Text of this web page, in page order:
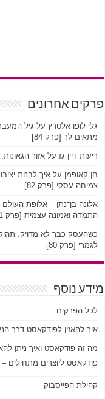
פרקים אחרונים
גלי לופו אלטרץ על גיל
מתאים לך [פרק 84]
ריעות דיין גז על אזור
חן קאופמן על איך לבנות
צמיחה עסקי [פרק 82]
אלונה בן־נתן – אלופת
התמדה ואמונה עצמית [פרק 81]
כשהעסק כבר לא מדויק:
לגמרי [פרק 80]
מידע נוסף
לכל הפרקים
איך להאזין לפודקאסט דרך
מה זה פודקאסט ואיך ניתן
פודקאסט ליוצרים מתחילים
קהילת הפייסבוק